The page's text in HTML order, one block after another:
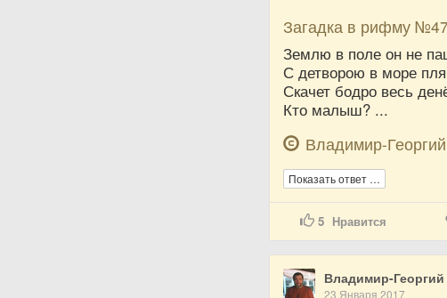
Загадка в рифму
Землю в поле он не
С детворою в море
Скачет бодро весь
Кто малыш? ...
Владимир-
Показать ответ …
5 Нравится
Владимир-Георгий
23 Января 2017